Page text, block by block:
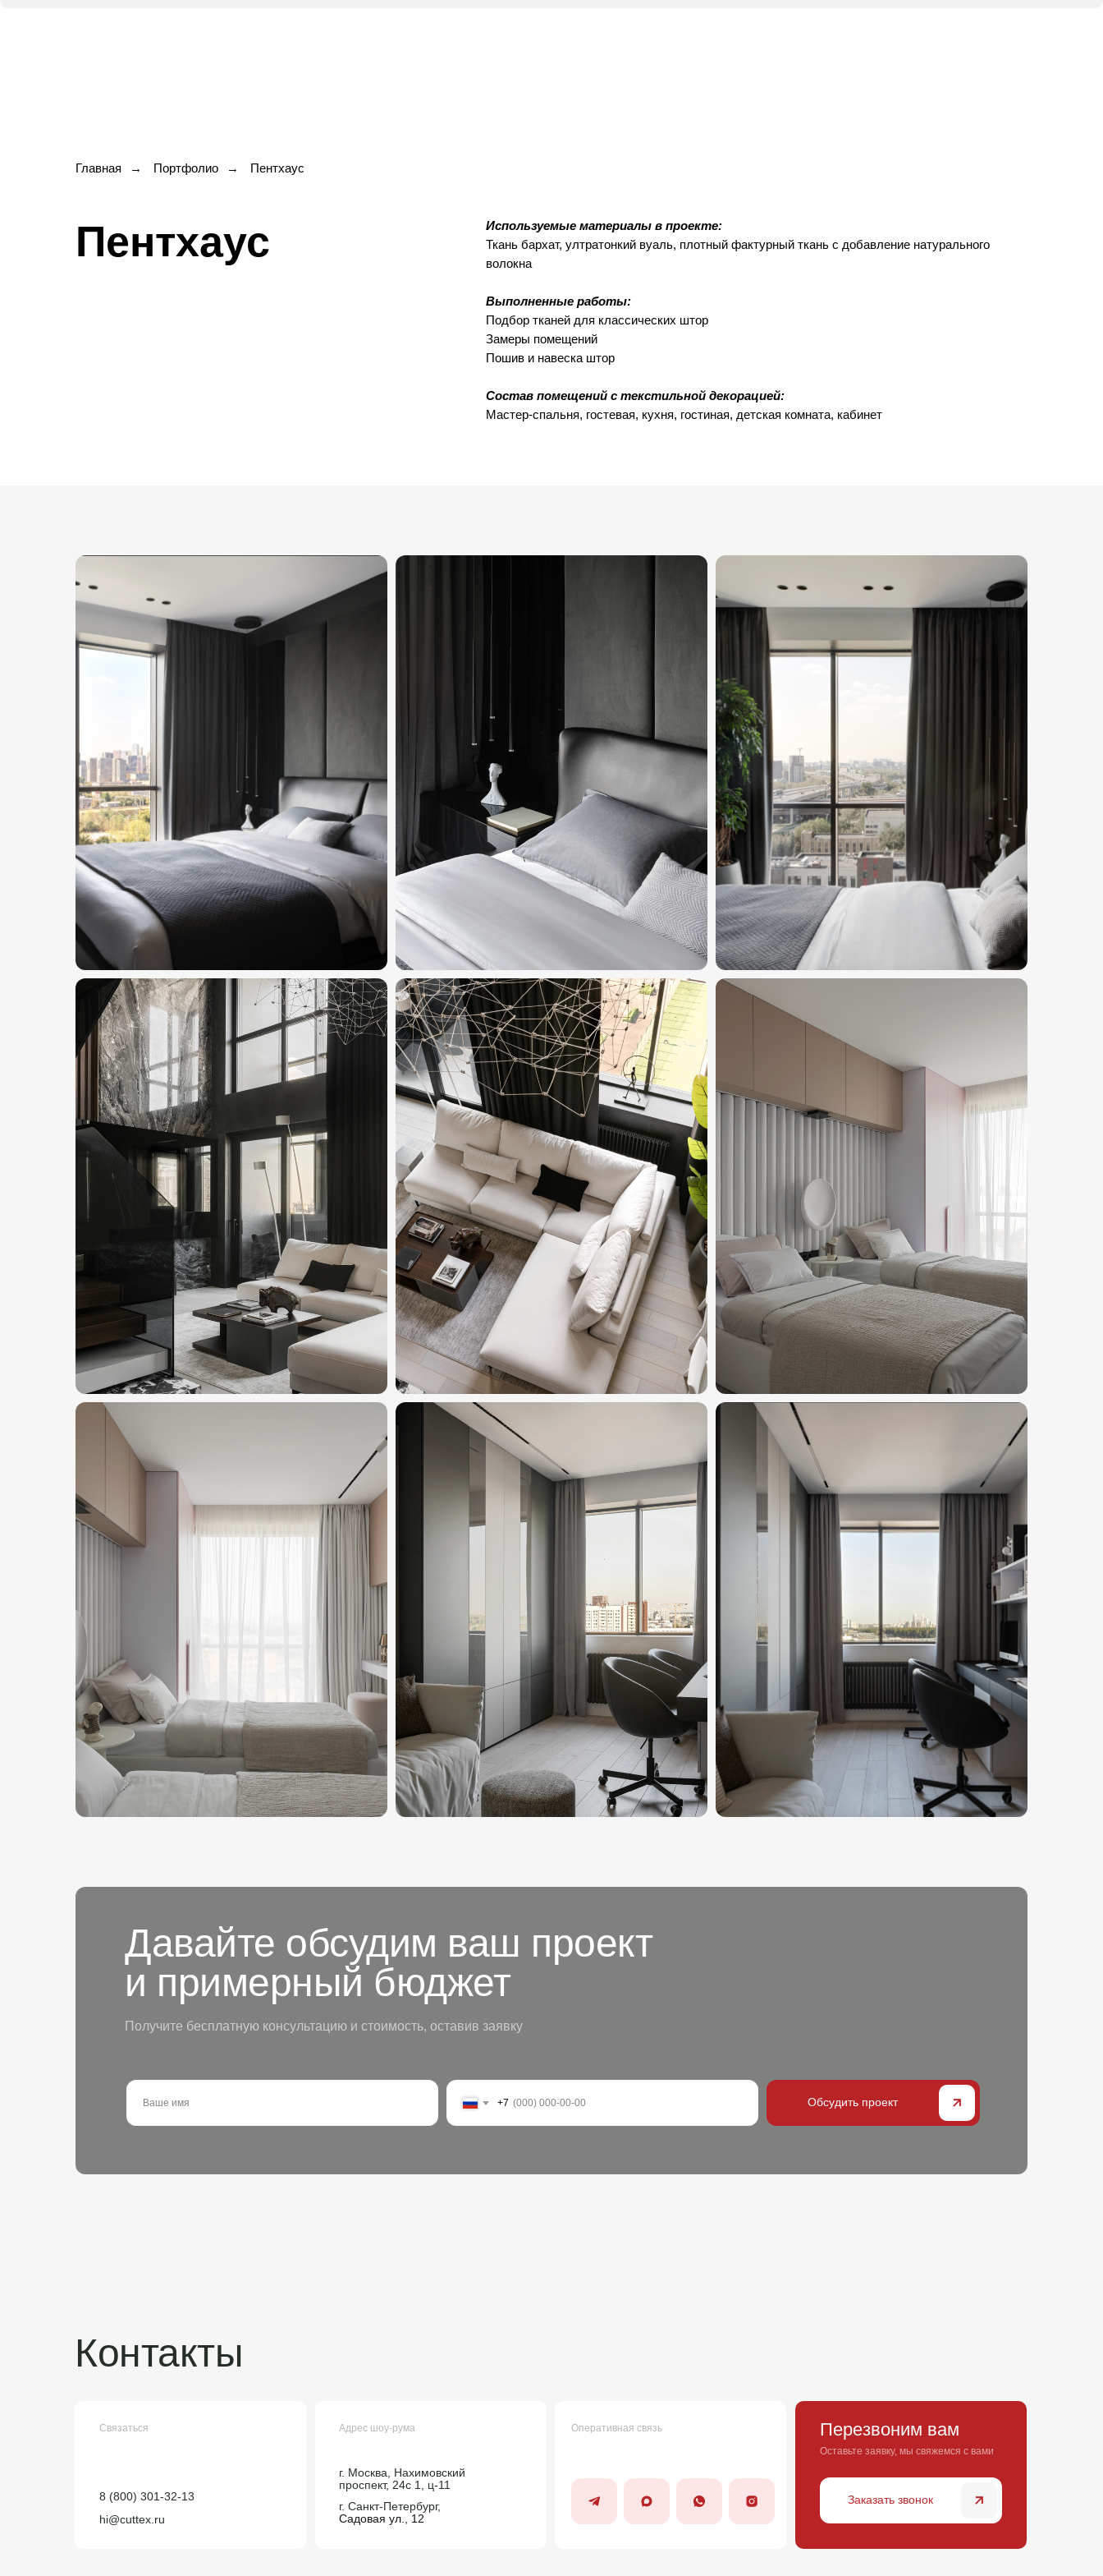
Главная → Портфолио → Пентхаус
Пентхаус
Используемые материалы в проекте:
Ткань бархат, ултратонкий вуаль, плотный фактурный ткань с добавление натурального
волокна
Выполненные работы:
Подбор тканей для классических штор
Замеры помещений
Пошив и навеска штор
Состав помещений с текстильной декорацией:
Мастер-спальня, гостевая, кухня, гостиная, детская комната, кабинет
Ваше имя +7
Давайте обсудим ваш проект
и примерный бюджет
Получите бесплатную консультацию и стоимость, оставив заявку
Обсудить проект
Контакты
Заказать звонок
Оставьте заявку, мы свяжемся с вами
Перезвоним вам
8 (800) 301-32-13
г. Москва, Нахимовский
проспект, 24c 1, ц-11
г. Санкт-Петербург,
Садовая ул., 12
hi@cuttex.ru
Связаться Адрес шоу-рума Оперативная связь